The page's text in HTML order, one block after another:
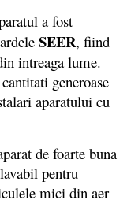
a fost
SEER, fiind
intreaga lume.
generoase
aparatului cu
de foarte buna
pentru
mici din aer